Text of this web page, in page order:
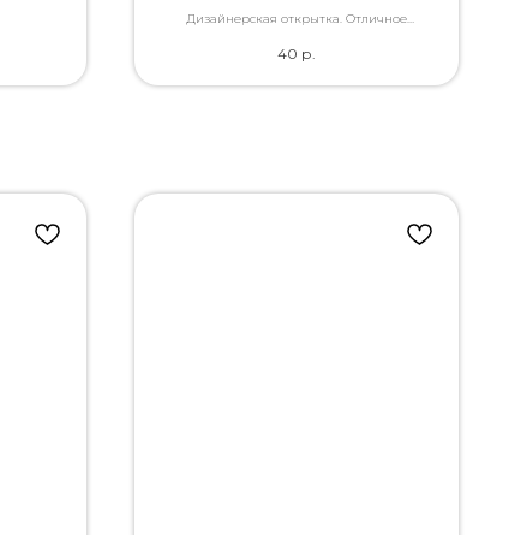
Дизайнерская открытка. Отличное
Вы так хотели сказать.
40 р.